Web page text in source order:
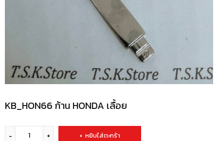
KB_HON66 ก้าน HONDA เลื้อย
หยิบใส่ตะกร้า